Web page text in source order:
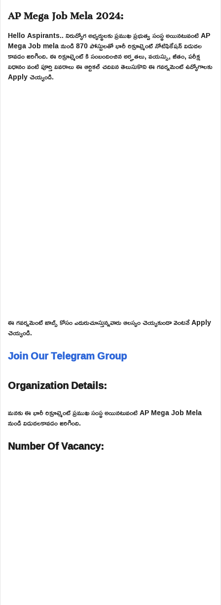
AP Mega Job Mela 2024:
Hello Aspirants.. నిరుద్యోగ అభ్యర్థులకు ప్రముఖ ప్రభుత్వ సంస్థ అయినటువంటి AP
Mega Job mela నుండి 870 పోస్టులతో భారీ రిక్రూట్మెంట్ నోటిఫికేషన్ విడుదల
కావడం జరిగింది. ఈ రిక్రూట్మెంట్ కి సంబందించిన అర్హతలు, వయస్సు, జీతం, పరీక్ష
విధానం వంటి పూర్తి వివరాలు ఈ ఆర్టికల్ చదివిన తెలుసుకొని ఈ గవర్నమెంట్ ఉద్యోగాలకు
Apply చెయ్యండి.
ఈ గవర్నమెంట్ జాబ్స్ కోసం ఎదురుచూస్తున్నవారు ఆలస్యం చెయ్యకుండా వెంటనే Apply
చెయ్యండి.
Join Our Telegram Group
Organization Details:
మనకు ఈ భారీ రిక్రూట్మెంట్ ప్రముఖ సంస్థ అయినటువంటి AP Mega Job Mela
నుండి విడుదలకావడం జరిగింది.
Number Of Vacancy: